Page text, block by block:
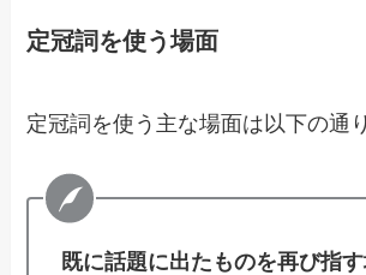
定冠詞を使う場面
定冠詞を使う主な場面は以下の通
既に話題に出たものを再び指